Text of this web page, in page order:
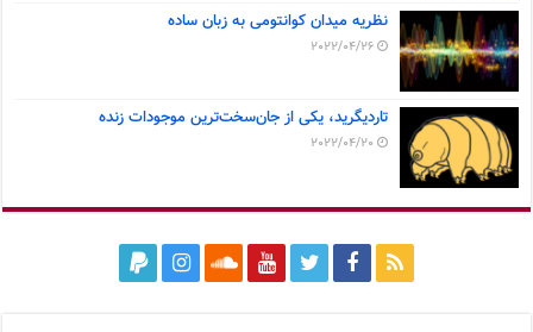
نظریه میدان کوانتومی به زبان ساده
2022/04/26
تاردیگرید، یکی از جان‌سخت‌ترین موجودات زنده
2022/04/20